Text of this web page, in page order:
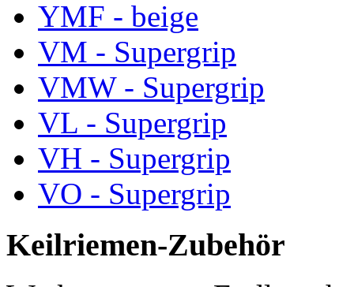
YMF - beige
VM - Supergrip
VMW - Supergrip
VL - Supergrip
VH - Supergrip
VO - Supergrip
Keilriemen-Zubehör